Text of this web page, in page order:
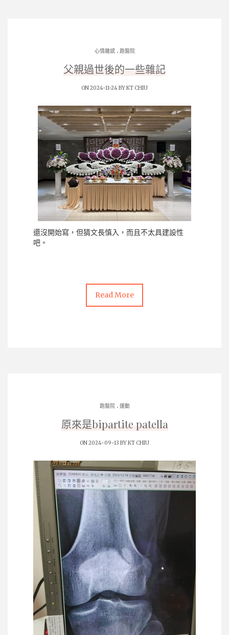
心情雜感. 跑醫院
父親過世後的一些雜記
ON 2024-11-24 BYKT CHIU
還沒開始寫，但猜文長慎入，而且不太具建設性
吧。
Read More
跑醫院. 運動
原來是bipartite patella
ON 2024-09-13 BYKT CHIU